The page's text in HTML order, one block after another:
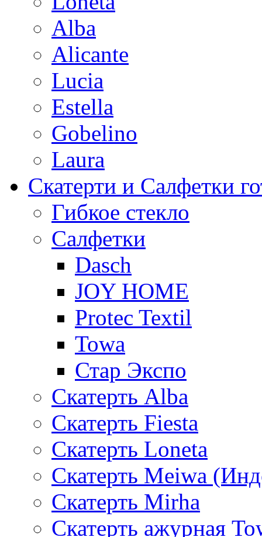
Alba
Alicante
Lucia
Estella
Gobelino
Laura
Скатерти и Салфетки
Гибкое стекло
Салфетки
Dasch
JOY HOME
Protec Textil
Towa
Стар Экспо
Скатерть Alba
Скатерть Fiesta
Скатерть Loneta
Скатерть Meiwa
Скатерть Mirha
Скатерть ажурная